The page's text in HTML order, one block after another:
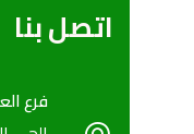
اتصل بنا
فرع